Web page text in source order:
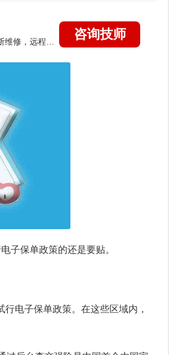
咨询技师
子保单政策的还是要贴。
电子保单政策。在这些区域内，